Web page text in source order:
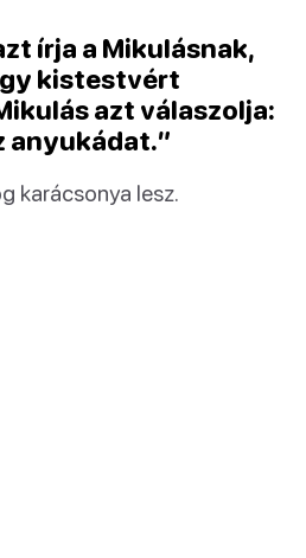
írja a Mikulásnak,
kistestvért
azt válaszolja:
anyukádat.”
karácsonya lesz.